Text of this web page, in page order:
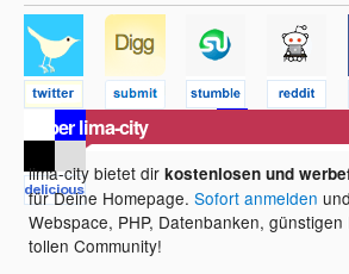
Über lima-city
lima-city bietet dirkostenlosen und
für Deine Homepage.Sofort anmelden
Webspace, PHP, Datenbanken,
tollen Community!